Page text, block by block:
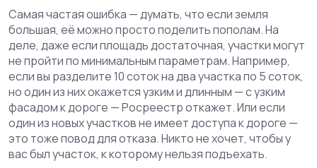
Самая частая ошибка — думать, что если земля
большая, её можно просто поделить пополам. На
деле, даже если площадь достаточная, участки могут
не пройти по минимальным параметрам. Например,
если вы разделите 10 соток на два участка по 5 соток,
но один из них окажется узким и длинным — с узким
фасадом к дороге — Росреестр откажет. Или если
один из новых участков не имеет доступа к дороге —
это тоже повод для отказа. Никто не хочет, чтобы у
вас был участок, к которому нельзя подъехать.